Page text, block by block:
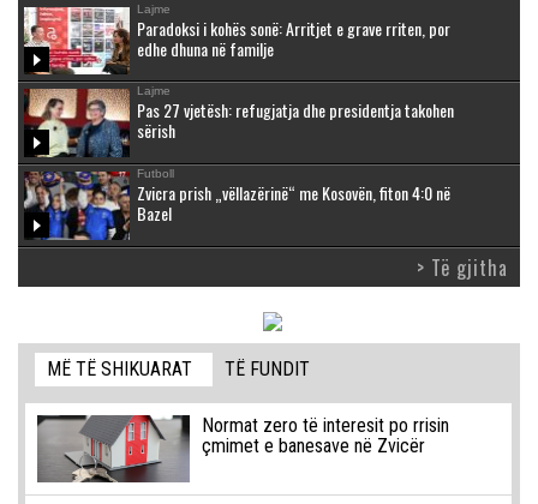
Lajme
Paradoksi i kohës sonë: Arritjet e grave rriten, por
edhe dhuna në familje
Lajme
Pas 27 vjetësh: refugjatja dhe presidentja takohen
sërish
Futboll
Zvicra prish „vëllazërinë“ me Kosovën, fiton 4:0 në
Bazel
> Të gjitha
MË TË SHIKUARAT TË FUNDIT
Normat zero të interesit po rrisin
çmimet e banesave në Zvicër